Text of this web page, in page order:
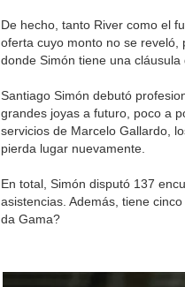
De hecho, tanto River como el
oferta cuyo monto no se reveló,
donde Simón tiene una
Santiago Simón debutó
grandes joyas a futuro, poco a
servicios de Marcelo Gallardo,
pierda lugar nuevamente.
En total, Simón disputó 137
asistencias. Además, tiene
da Gama?